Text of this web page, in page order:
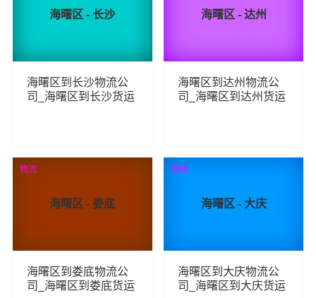
海曙区 - 长沙
海曙区到长沙物流公
司_海曙区到长沙货运
161 查看详细
海曙区 - 达州
海曙区到达州物流公
司_海曙区到达州货运
89 查看详细
海曙区 - 娄底
海曙区到娄底物流公
司_海曙区到娄底货运
物流
海曙区 - 大庆
海曙区到大庆物流公
司_海曙区到大庆货运
物流